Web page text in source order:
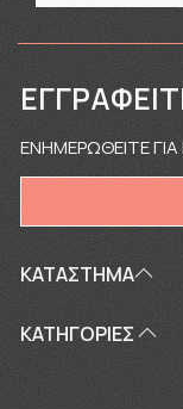
ΚΑΤΑΣΤΗΜΑ
ΚΑΤΗΓΟΡΙΕΣ
ΕΝΗΜΕΡΩΘΕΙΤΕ